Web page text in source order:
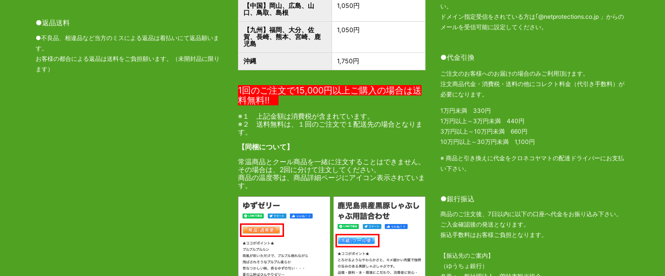
●返品送料
●不良品、相違品など当方のミスによる返品は着払いにて返品願いま
す。
お客様の都合による返品は送料をご負担願います。（未開封品に限り
ます）
【中国】岡山、広島、山
口、鳥取、島根
1,050円
【九州】福岡、大分、佐
賀、長崎、熊本、宮崎、鹿
児島
1,050円
沖縄 1,750円
1回のご注文で15,000円以上ご購入の場合は送
料無料!!
※１ 上記金額は消費税が含まれています。
※２ 送料無料は、１回のご注文で１配送先の場合となりま
す。
【同梱について】
常温商品とクール商品を一緒に注文することはできません。
その場合は、2回に分けて注文してください。
商品の温度帯は、商品詳細ページにアイコン表示されていま
す。
い。
ドメイン指定受信をされている方は｢@netprotections.co.jp 」からの
メールを受信可能に設定してください。
●代金引換
ご注文のお客様へのお届けの場合のみご利用頂けます。
注文商品代金・消費税・送料の他にコレクト料金（代引き手数料）が
必要になります。
1万円未満 330円
1万円以上～3万円未満 440円
3万円以上～10万円未満 660円
10万円以上～30万円未満 1,100円
※ 商品と引き換えに代金をクロネコヤマトの配達ドライバーにお支払
い下さい。
●銀行振込
商品のご注文後、7日以内に以下の口座へ代金をお振り込み下さい。
ご入金確認後の発送となります。
振込手数料はお客様ご負担となります。
【振込先のご案内】
（ゆうちょ銀行）